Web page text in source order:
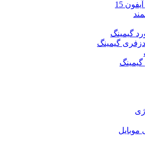
15
گیمینگ
گیمینگ
گیمینگ